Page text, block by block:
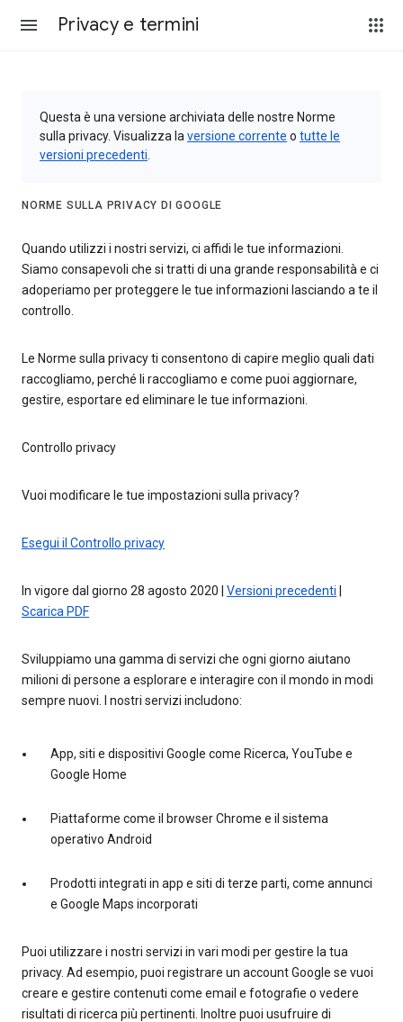
Privacy e termini
Questa è una versione archiviata delle nostre Norme
sulla privacy. Visualizza la versione corrente o tutte le
versioni precedenti
NORME SULLA PRIVACY DI GOOGLE
Quando utilizzi i nostri servizi, ci affidi le tue informazioni.
Siamo consapevoli che si tratti di una grande responsabilità e ci
adoperiamo per proteggere le tue informazioni lasciando a te il
controllo.
Le Norme sulla privacy ti consentono di capire meglio quali dati
raccogliamo, perché li raccogliamo e come puoi aggiornare,
gestire, esportare ed eliminare le tue informazioni.
Controllo privacy
Vuoi modificare le tue impostazioni sulla privacy?
Esegui il Controllo privacy
In vigore dal giorno 28 agosto 2020 | Versioni precedenti
Scarica PDF
Sviluppiamo una gamma di servizi che ogni giorno aiutano
milioni di persone a esplorare e interagire con il mondo in modi
sempre nuovi. I nostri servizi includono:
App, siti e dispositivi Google come Ricerca, YouTube e
Google Home
Piattaforme come il browser Chrome e il sistema
operativo Android
Prodotti integrati in app e siti di terze parti, come annunci
e Google Maps incorporati
Puoi utilizzare i nostri servizi in vari modi per gestire la tua
privacy. Ad esempio, puoi registrare un account Google se vuoi
creare e gestire contenuti come email e fotografie o vedere
risultati di ricerca più pertinenti. Inoltre puoi usufruire di